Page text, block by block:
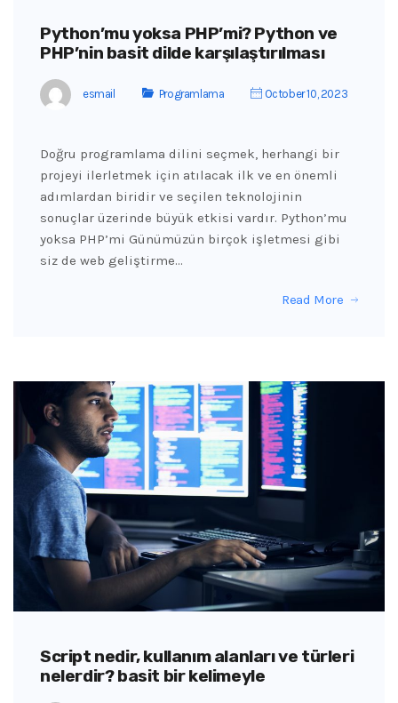
Python’mu yoksa PHP’mi? Python ve
PHP’nin basit dilde karşılaştırılması
esmail Programlama October 10, 2023
Doğru programlama dilini seçmek, herhangi bir
projeyi ilerletmek için atılacak ilk ve en önemli
adımlardan biridir ve seçilen teknolojinin
sonuçlar üzerinde büyük etkisi vardır. Python’mu
yoksa PHP’mi Günümüzün birçok işletmesi gibi
siz de web geliştirme…
Read More
Script nedir, kullanım alanları ve türleri
nelerdir? basit bir kelimeyle